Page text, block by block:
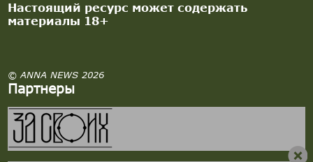
Настоящий ресурс может содержать
материалы 18+
© ANNA NEWS 2026
Партнеры